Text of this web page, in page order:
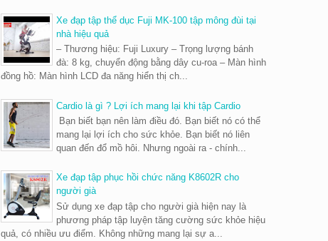
Xe đạp tập thể dục Fuji MK-100 tập mông đùi tại
nhà hiệu quả
– Thương hiệu: Fuji Luxury – Trọng lượng bánh
đà: 8 kg, chuyển động bằng dây cu-roa – Màn hình
đồng hồ: Màn hình LCD đa năng hiển thị ch...
Cardio là gì ? Lợi ích mang lại khi tập Cardio
Bạn biết bạn nên làm điều đó. Bạn biết nó có thể
mang lại lợi ích cho sức khỏe. Bạn biết nó liên
quan đến đổ mồ hôi. Nhưng ngoài ra - chính...
Xe đạp tập phục hồi chức năng K8602R cho
người già
Sử dụng xe đạp tập cho người già hiện nay là
phương pháp tập luyện tăng cường sức khỏe hiệu
quả, có nhiều ưu điểm. Không những mang lại sự a...